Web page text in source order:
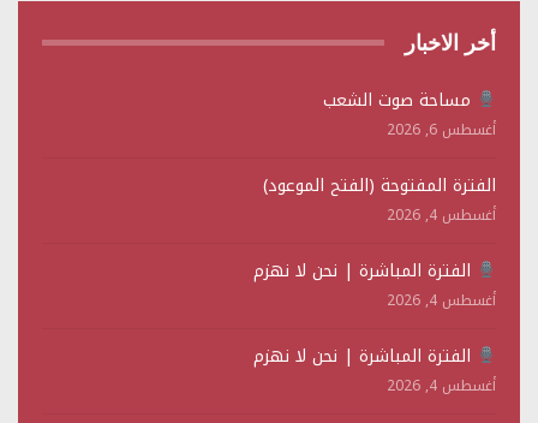
أخر الاخبار
مساحة صوت الشعب
أغسطس 6, 2026
الفترة المفتوحة (الفتح الموعود)
أغسطس 4, 2026
الفترة المباشرة | نحن لا نهزم
أغسطس 4, 2026
الفترة المباشرة | نحن لا نهزم
أغسطس 4, 2026